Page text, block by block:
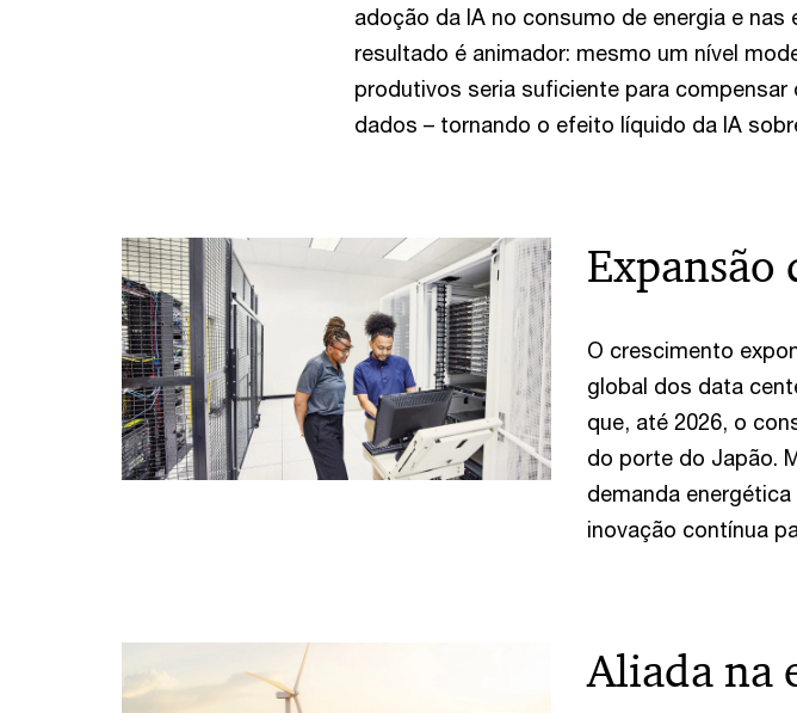
adoção da IA no consumo de energia e
resultado é animador: mesmo um nível
produtivos seria suficiente para
dados – tornando o efeito líquido da IA
Expansão
O crescimento
global dos data
que, até 2026, o
do porte do Japão.
demanda
inovação contínua
Aliada na